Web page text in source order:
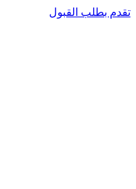
تقدم بطلب القبول